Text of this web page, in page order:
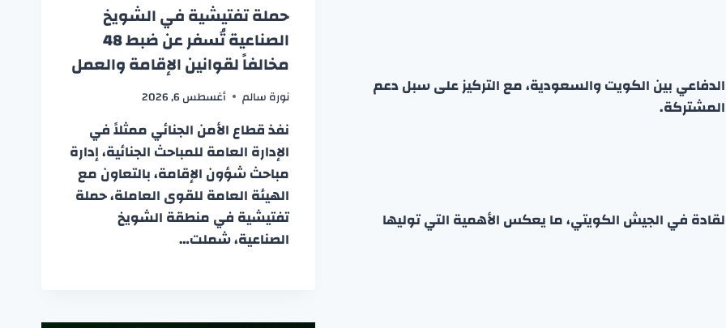
بين الكويت والسعودية، مع التركيز على سبل دعم
المشتركة.
في الجيش الكويتي، ما يعكس الأهمية التي توليها
حملة تفتيشية في الشويخ
الصناعية تُسفر عن ضبط 48
مخالفاً لقوانين الإقامة والعمل
نورة سالم أغسطس 6, 2026
نفذ قطاع الأمن الجنائي ممثلاً في
الإدارة العامة للمباحث الجنائية، إدارة
مباحث شؤون الإقامة، بالتعاون مع
الهيئة العامة للقوى العاملة، حملة
تفتيشية في منطقة الشويخ
الصناعية، شملت…